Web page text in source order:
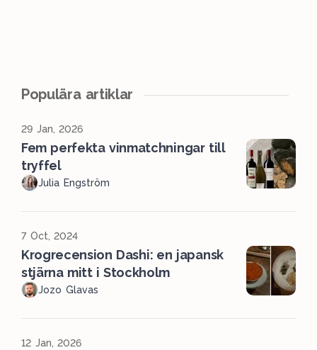
Populära artiklar
29 Jan, 2026
Fem perfekta vinmatchningar till
tryffel
Julia Engström
7 Oct, 2024
Krogrecension Dashi: en japansk
stjärna mitt i Stockholm
Jozo Glavas
12 Jan, 2026